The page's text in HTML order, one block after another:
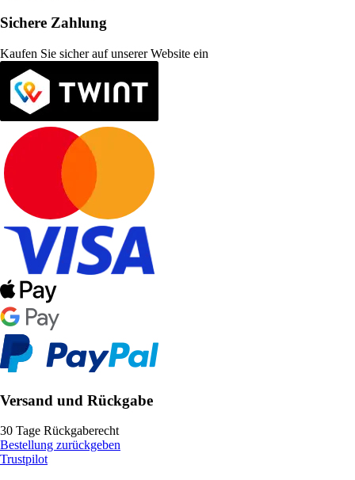
Sichere Zahlung
Kaufen Sie sicher auf unserer Website ein
Versand und Rückgabe
30 Tage Rückgaberecht
Bestellung zurückgeben
Trustpilot